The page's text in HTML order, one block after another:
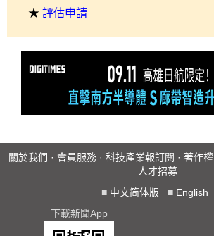
★ 評估申請
關於我們 · 會員服務 · 科技產業報訂閱 · 著作權
人才招募
■ 中文简体版 ■ English
下載新聞App